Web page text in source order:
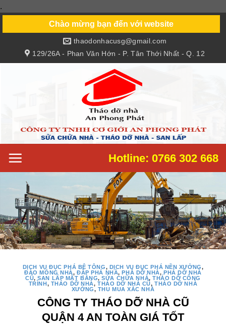
.
content
Chào mừng bạn đến với website
129/26A - Phan Văn Hớn - P. Tân Thới Nhất - Q. 12
thaodonhacusg@gmail.com
Hotline: 0766 302 668
DỊCH VỤ ĐỤC PHÁ BÊ TÔNG, DỊCH VỤ ĐỤC PHÁ NỀN XƯỞNG,
ĐÀO MÓNG NHÀ,ĐẬP PHÁ NHÀ,PHÁ DỠ NHÀ,PHÁ DỠ NHÀ
CŨ,SAN LẤP MẶT BẰNG,SỬA CHỮA NHÀ,THÁO DỠ CÔNG
TRÌNH, THÁO DỠ NHÀ,THÁO DỠ NHÀ CŨ,THÁO DỠ NHÀ
XƯỞNG, THU MUA XÁC NHÀ
CÔNG TY THÁO DỠ NHÀ CŨ
QUẬN 4 AN TOÀN GIÁ TỐT